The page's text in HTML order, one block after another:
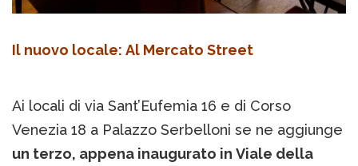
Il nuovo locale: Al Mercato Street
Ai locali di via Sant’Eufemia 16 e di Corso
Venezia 18 a Palazzo Serbelloni se ne aggiunge
un terzo, appena inaugurato in Viale della